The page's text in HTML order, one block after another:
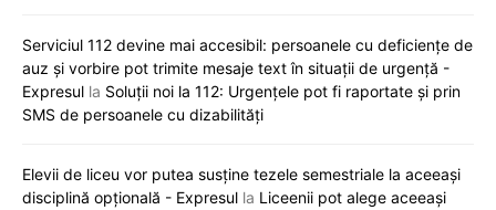
Serviciul 112 devine mai accesibil: persoanele cu deficiențe de
auz și vorbire pot trimite mesaje text în situații de urgență -
Expresul la Soluții noi la 112: Urgențele pot fi raportate și prin
SMS de persoanele cu dizabilități
Elevii de liceu vor putea susține tezele semestriale la aceeași
disciplină opțională - Expresul la Liceenii pot alege aceeași